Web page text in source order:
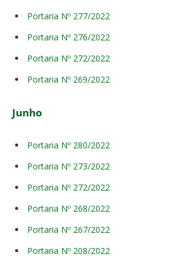
Portaria Nº 277/2022
Portaria Nº 276/2022
Portaria Nº 272/2022
Portaria Nº 269/2022
Junho
Portaria Nº 280/2022
Portaria Nº 273/2022
Portaria Nº 272/2022
Portaria Nº 268/2022
Portaria Nº 267/2022
Portaria Nº 208/2022